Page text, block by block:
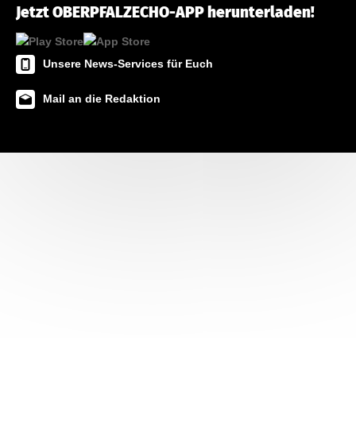
Jetzt OBERPFALZECHO-APP herunterladen!
Unsere News-Services für Euch
Mail an die Redaktion